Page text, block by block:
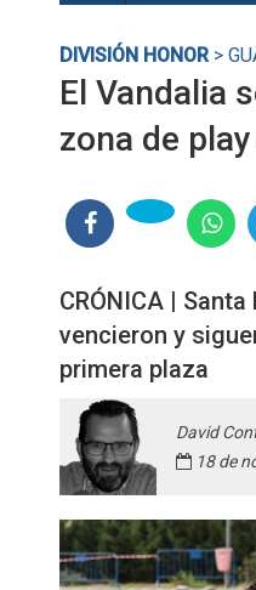
DIVISIÓN HONOR>
El Vandalia
zona de
CRÓNICA | Santa
vencieron y
primera plaza
David
18 de